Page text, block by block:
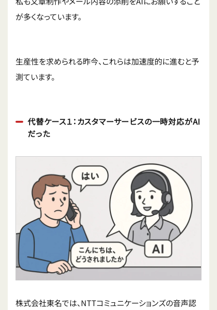
が多くなっています。
生産性を求められる昨今、これらは加速度的に進むと予
測ています。
代替ケース１：カスタマーサービスの一時対応がAI
だった
株式会社東名では、NTTコミュニケーションズの音声認